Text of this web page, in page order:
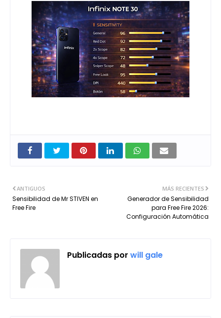
MÁS RECIENTES
Generador de Sensibilidad
para Free Fire 2026:
Configuración Automática
ANTIGUOS
Sensibilidad de Mr STIVEN en
Free Fire
Publicadas por will gale